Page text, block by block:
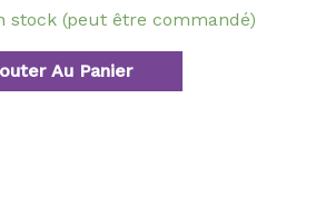
stock (peut être commandé)
Au Panier